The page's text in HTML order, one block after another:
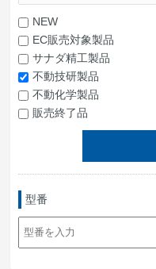
NEW
EC販売対象製品
サナダ精工製品
不動技研製品
不動化学製品
販売終了品
型番